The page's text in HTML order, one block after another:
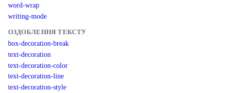
word-wrap
writing-mode
ОЗДОБЛЕННЯ ТЕКСТУ
box-decoration-break
text-decoration
text-decoration-color
text-decoration-line
text-decoration-style